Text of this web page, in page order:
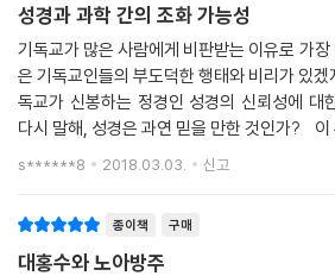
성경과 과학 간의 조화 가능성
기독교가 많은 사람에게 비판받는 이유로 가
은 기독교인들의 부도덕한 행태와 비리가 있
독교가 신봉하는 정경인 성경의 신뢰성에 대
다시 말해, 성경은 과연 믿을 만한 것인가? 이
기독교인 사이에 많은 논쟁과 반격이 진행되
s******8 2018.03.03. 신고
종이책 구매
대홍수와 노아방주